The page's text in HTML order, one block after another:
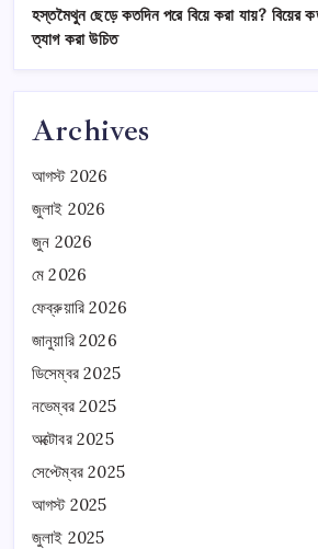
হস্তমৈথুন ছেড়ে কতদিন পরে বিয়ে করা যায়? বিয়ের
ত্যাগ করা উচিত
Archives
আগস্ট 2026
জুলাই 2026
জুন 2026
মে 2026
ফেব্রুয়ারি 2026
জানুয়ারি 2026
ডিসেম্বর 2025
নভেম্বর 2025
অক্টোবর 2025
সেপ্টেম্বর 2025
আগস্ট 2025
জুলাই 2025